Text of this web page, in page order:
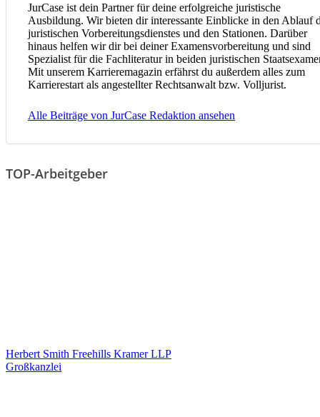
JurCase ist dein Partner für deine erfolgreiche juristische
Ausbildung. Wir bieten dir interessante Einblicke in den Ablauf
juristischen Vorbereitungsdienstes und den Stationen. Darüber
hinaus helfen wir dir bei deiner Examensvorbereitung und sind
Spezialist für die Fachliteratur in beiden juristischen
Mit unserem Karrieremagazin erfährst du außerdem alles zum
Karrierestart als angestellter Rechtsanwalt bzw. Volljurist.
Alle Beiträge von JurCase Redaktion ansehen
TOP-Arbeitgeber
Herbert Smith Freehills Kramer LLP
Großkanzlei